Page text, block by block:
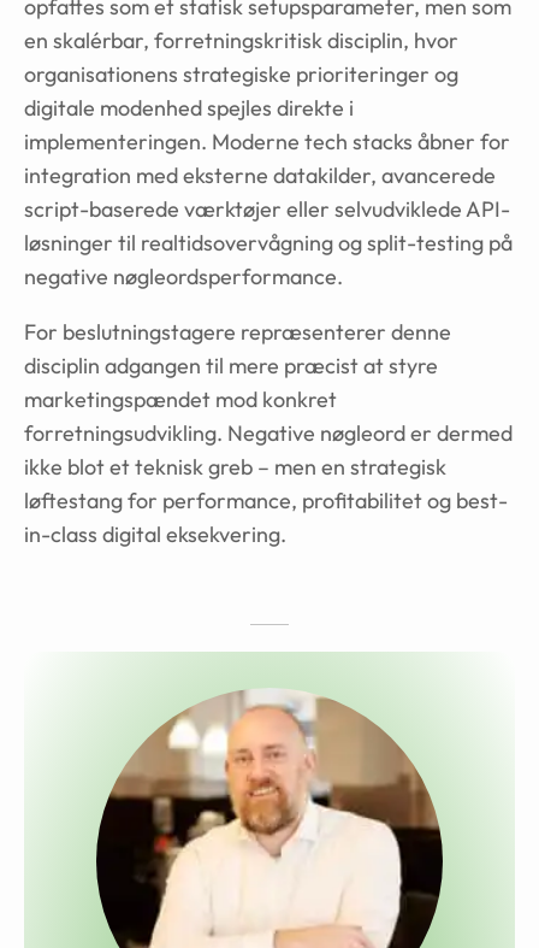
opfattes som et statisk setupsparameter, men som
en skalérbar, forretningskritisk disciplin, hvor
organisationens strategiske prioriteringer og
digitale modenhed spejles direkte i
implementeringen. Moderne tech stacks åbner for
integration med eksterne datakilder, avancerede
script-baserede værktøjer eller selvudviklede API-
løsninger til realtidsovervågning og split-testing på
negative nøgleordsperformance.
For beslutningstagere repræsenterer denne
disciplin adgangen til mere præcist at styre
marketingspændet mod konkret
forretningsudvikling. Negative nøgleord er dermed
ikke blot et teknisk greb – men en strategisk
løftestang for performance, profitabilitet og best-
in-class digital eksekvering.